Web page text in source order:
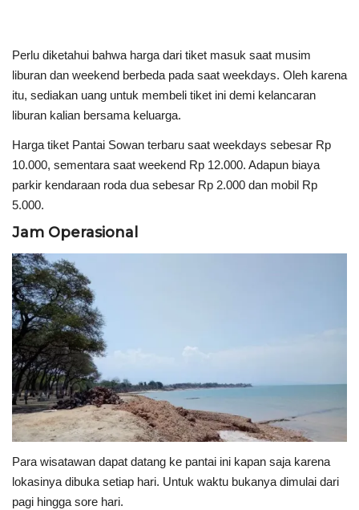
Perlu diketahui bahwa harga dari tiket masuk saat musim
liburan dan weekend berbeda pada saat weekdays. Oleh karena
itu, sediakan uang untuk membeli tiket ini demi kelancaran
liburan kalian bersama keluarga.
Harga tiket Pantai Sowan terbaru saat weekdays sebesar Rp
10.000, sementara saat weekend Rp 12.000. Adapun biaya
parkir kendaraan roda dua sebesar Rp 2.000 dan mobil Rp
5.000.
Jam Operasional
Para wisatawan dapat datang ke pantai ini kapan saja karena
lokasinya dibuka setiap hari. Untuk waktu bukanya dimulai dari
pagi hingga sore hari.